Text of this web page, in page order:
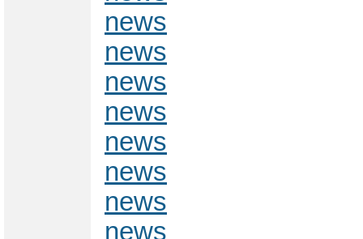
news
news
news
news
news
news
news
news